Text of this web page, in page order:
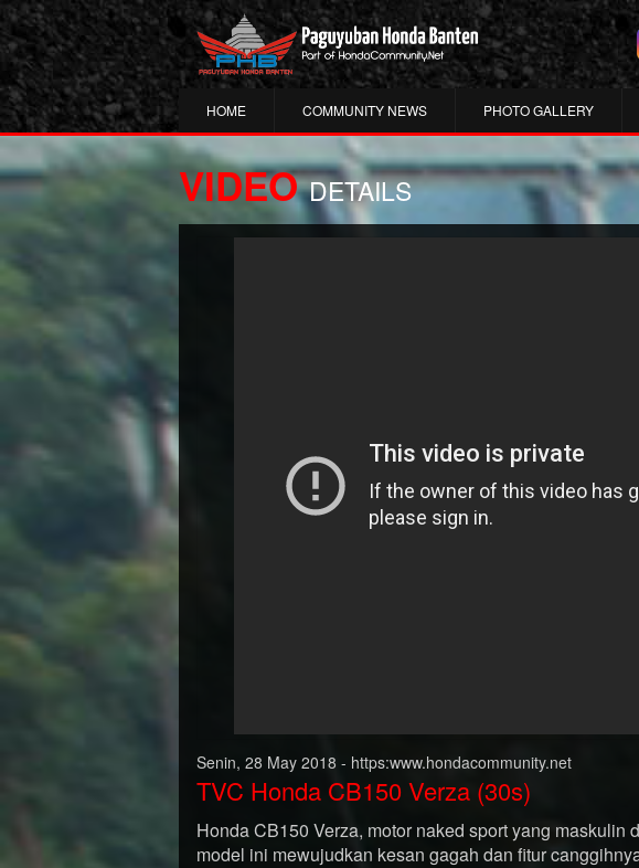
HOME COMMUNITY NEWS PHOTO GALLERY
VIDEO DETAILS
Senin, 28 May 2018 - https:www.hondacommunity.net
TVC Honda CB150 Verza (30s)
Honda CB150 Verza, motor naked sport yang maskulin
model ini mewujudkan kesan gagah dan fitur